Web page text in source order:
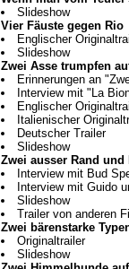
Slideshow
Vier Fäuste gegen Rio
Englischer
Slideshow
Zwei Asse trumpfen
Erinnerungen an
Interview mit "La
Englischer
Italienischer
Deutscher Trailer
Slideshow
Zwei ausser Rand und
Interview mit Bud
Interview mit Guido
Slideshow
Trailer von anderen
Zwei bärenstarke
Originaltrailer
Slideshow